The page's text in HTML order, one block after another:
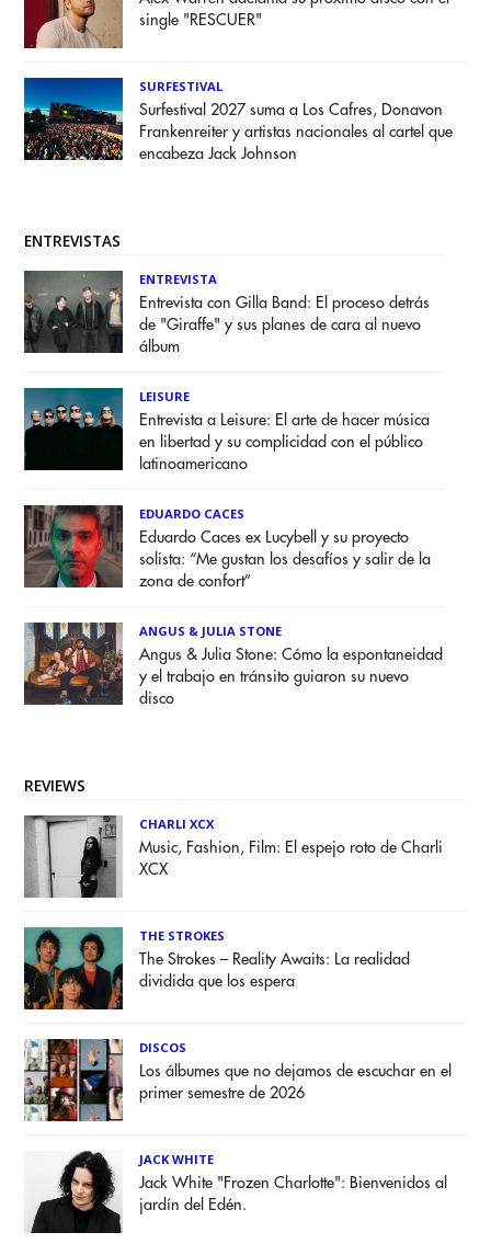
single "RESCUER"
SURFESTIVAL
Surfestival 2027 suma a Los Cafres, Donavon
Frankenreiter y artistas nacionales al cartel que
encabeza Jack Johnson
ENTREVISTAS
ENTREVISTA
Entrevista con Gilla Band: El proceso detrás
de "Giraffe" y sus planes de cara al nuevo
álbum
LEISURE
Entrevista a Leisure: El arte de hacer música
en libertad y su complicidad con el público
latinoamericano
EDUARDO CACES
Eduardo Caces ex Lucybell y su proyecto
solista: “Me gustan los desafíos y salir de la
zona de confort”
ANGUS & JULIA STONE
Angus & Julia Stone: Cómo la espontaneidad
y el trabajo en tránsito guiaron su nuevo
disco
REVIEWS
CHARLI XCX
Music, Fashion, Film: El espejo roto de Charli
XCX
THE STROKES
The Strokes – Reality Awaits: La realidad
dividida que los espera
DISCOS
Los álbumes que no dejamos de escuchar en el
primer semestre de 2026
JACK WHITE
Jack White "Frozen Charlotte": Bienvenidos al
jardín del Edén.